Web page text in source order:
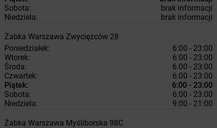
Sobota:
brak informacji
Niedziela:
brak informacji
Żabka Warszawa Zwycięzców 28
Poniedziałek:
6:00 - 23:00
Wtorek:
6:00 - 23:00
Środa:
6:00 - 23:00
Czwartek:
6:00 - 23:00
Piątek:
6:00 - 23:00
Sobota:
6:00 - 23:00
Niedziela:
9:00 - 21:00
Żabka Warszawa Myśliborska 98C